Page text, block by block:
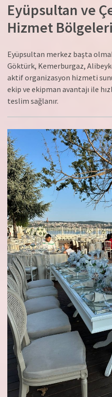
Eyüpsultan ve
Hizmet Bölgeleri
Eyüpsultan merkez başta
Göktürk, Kemerburgaz,
aktif organizasyon hizmeti
ekip ve ekipman avantajı ile
teslim sağlanır.